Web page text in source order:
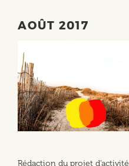
AOÛT 2017
Rédaction du projet